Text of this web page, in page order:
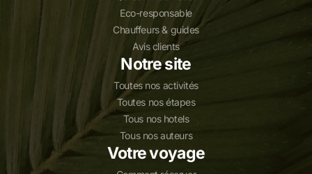
Eco-responsable
Chauffeurs & guides
Avis clients
Notre site
Toutes nos activités
Toutes nos étapes
Tous nos hotels
Tous nos auteurs
Votre voyage